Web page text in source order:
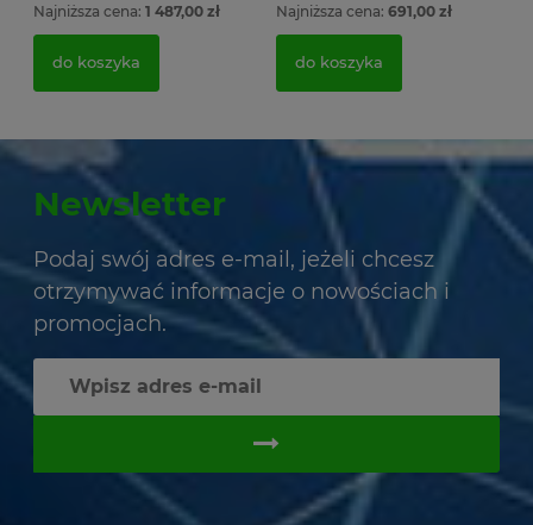
Najniższa cena: 1 487,00 zł
do koszyka
Najniższa cena: 691,00 zł
do koszyka
Newsletter
Podaj swój adres e-mail, jeżeli chcesz
otrzymywać informacje o nowościach i
promocjach.